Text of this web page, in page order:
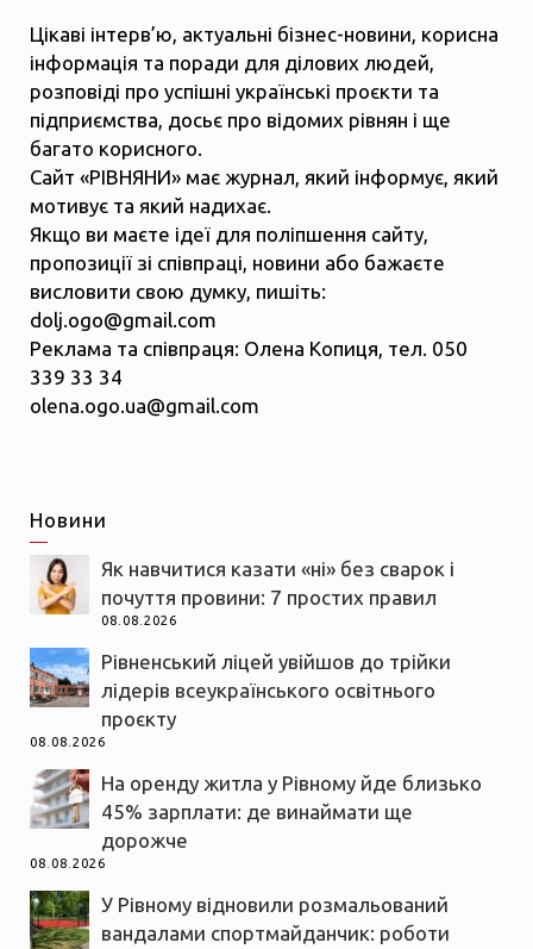
Цікаві інтерв’ю, актуальні бізнес-новини, корисна
інформація та поради для ділових людей,
розповіді про успішні українські проєкти та
підприємства, досьє про відомих рівнян і ще
багато корисного.
Сайт «РІВНЯНИ» має журнал, який інформує, який
мотивує та який надихає.
Якщо ви маєте ідеї для поліпшення сайту,
пропозиції зі співпраці, новини або бажаєте
висловити свою думку, пишіть:
dolj.ogo@gmail.com
Реклама та співпраця: Олена Копиця, тел. 050
339 33 34
olena.ogo.ua@gmail.com
Новини
Як навчитися казати «ні» без сварок і
почуття провини: 7 простих правил
08.08.2026
Рівненський ліцей увійшов до трійки
лідерів всеукраїнського освітнього
проєкту
08.08.2026
На оренду житла у Рівному йде близько
45% зарплати: де винаймати ще
дорожче
08.08.2026
У Рівному відновили розмальований
вандалами спортмайданчик: роботи